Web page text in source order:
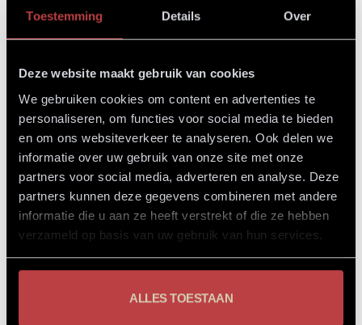
Toestemming Details Over
Deze website maakt gebruik van cookies
We gebruiken cookies om content en advertenties te
personaliseren, om functies voor social media te bieden
en om ons websiteverkeer te analyseren. Ook delen we
informatie over uw gebruik van onze site met onze
partners voor social media, adverteren en analyse. Deze
partners kunnen deze gegevens combineren met andere
informatie die u aan ze heeft verstrekt of die ze hebben
verzameld op basis van uw gebruik van hun services.
ALLES TOESTAAN
presenteren
nieuw
programma